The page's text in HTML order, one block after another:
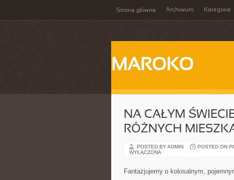
Strona główna Archiwum Kategorie
MAROKO
NA CAŁYM
RÓŻNYCH
POSTED BY ADMIN POSTED ON
WYŁĄCZONA
Fantazjujemy o kolosalnym,